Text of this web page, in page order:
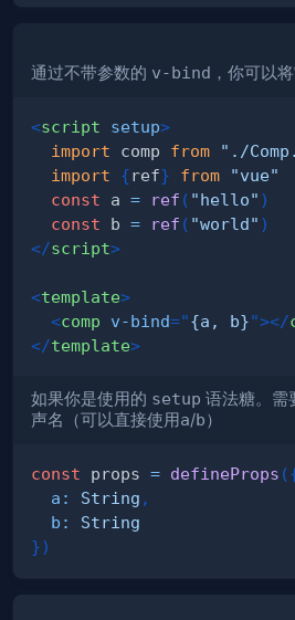
通过不带参数的 v-bind ，你可以
<script setup>
import
comp from
"./
import
{ref} from
"vue"
const a = ref ( "hello" )
const b = ref ( "world" )
</script>
<template>
<comp v-bind="{a, b}"></
</template>
如果你是使用的 setup 语法糖。需
声名（可以直接使用a/b）
const props = defineProps (
a : String ,
b :
String
})